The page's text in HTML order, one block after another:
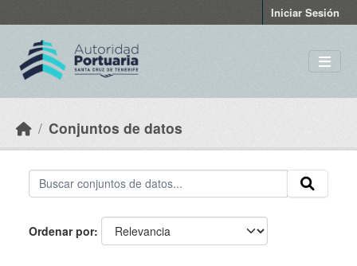
Iniciar Sesión
Conjuntos de datos
Ordenar por